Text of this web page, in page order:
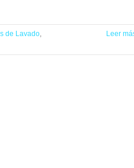
de Lavado,
Leer